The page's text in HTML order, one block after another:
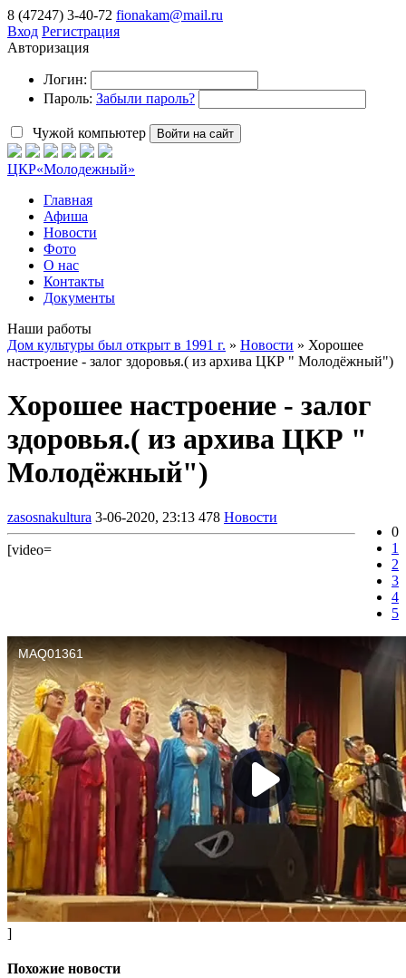
8 (47247) 3-40-72 fionakam@mail.ru
Вход Регистрация
Авторизация
Логин:
Пароль: Забыли пароль?
Чужой компьютер Войти на сайт
ЦКР«Молодежный»
Главная
Афиша
Новости
Фото
О нас
Контакты
Документы
Наши работы
Дом культуры был открыт в 1991 г. » Новости » Хорошее
настроение - залог здоровья.( из архива ЦКР " Молодёжный")
Хорошее настроение - залог
здоровья.( из архива ЦКР "
Молодёжный")
zasosnakultura 3-06-2020, 23:13 478 Новости
0
1
2
3
4
5
[video=
]
Похожие новости